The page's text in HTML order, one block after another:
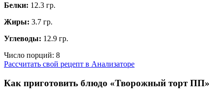
Белки: 12.3 гр.
Жиры: 3.7 гр.
Углеводы: 12.9 гр.
Число порций: 8
Рассчитать свой рецепт в Анализаторе
Как приготовить блюдо «Творожный торт ПП»